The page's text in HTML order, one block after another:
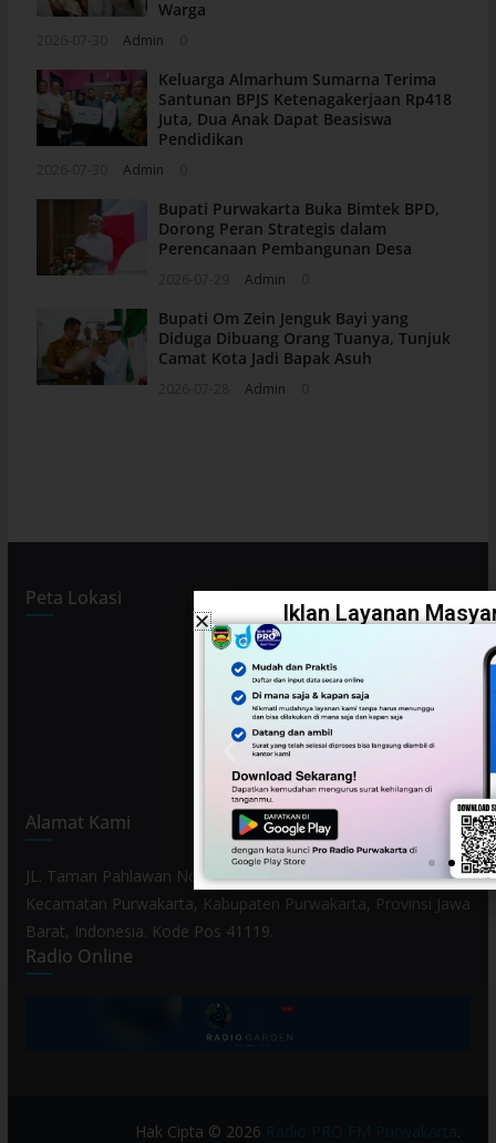
Warga
Admin
Keluarga Almarhum Sumarna Terima
Santunan BPJS Ketenagakerjaan Rp418
Juta, Dua Anak Dapat Beasiswa
Pendidikan
Admin
Bupati Purwakarta Buka Bimtek BPD,
Dorong Peran Strategis dalam
Perencanaan Pembangunan Desa
Admin
Bupati Om Zein Jenguk Bayi yang
Diduga Dibuang Orang Tuanya, Tunjuk
Camat Kota Jadi Bapak Asuh
Admin
Peta Lokasi
Alamat Kami
JL. Taman Pahlawan No. 80, Kelurahan Purwamekar,
Kecamatan Purwakarta, Kabupaten Purwakarta, Provinsi Jawa
Barat, Indonesia. Kode Pos 41119.
Radio Online
Hak Cipta © 2026 Radio PRO FM Purwakarta.
Iklan Layanan